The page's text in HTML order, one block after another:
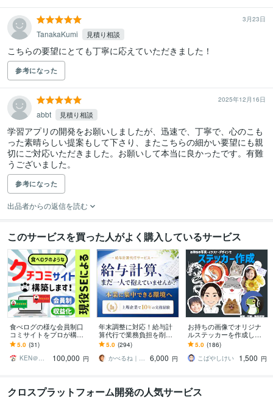
3月23日
TanakaKumi 見積り相談
こちらの要望にとても丁寧に応えていただきました！
参考になった
2025年12月16日
abbt 見積り相談
学習アプリの開発をお願いしましたが、迅速で、丁寧で、心のこも
った素晴らしい提案もして下さり、またこちらの細かい要望にも親
切にご対応いただきました。お願いして本当に良かったです。有難
うございました。
参考になった
出品者からの返信を読む
このサービスを買った人がよく購入しているサービス
食べログの様な会員制口
コミサイトをプロが構築
します 価値あるクチコミ
情報で集客し、収益化も
図れます！
5.0 (31)
KEN＠現役システムエンジニア
100,000 円
年末調整に対応！給与計
算代行で業務負担を削減
します 【小〜中規模事業
者向け】労務管理を含む
業務の外注化を継続支援
5.0 (294)
かべるね｜給与計算代行（相談可・安心）
6,000 円
お持ちの画像でオリジナ
ルステッカーを作成しま
す デザイン編集も可能！
丁寧に作成いたします。
5.0 (186)
こばやしけい
1,500 円
クロスプラットフォーム開発の人気サービス